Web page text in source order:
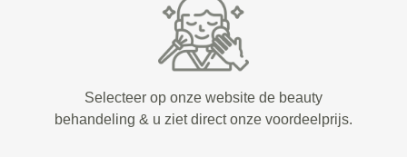
Selecteer op onze website de beauty
behandeling & u ziet direct onze voordeelprijs.